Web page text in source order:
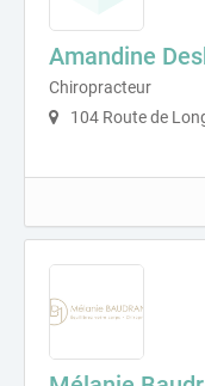
Amandine
Chiropracteur
104 Route de